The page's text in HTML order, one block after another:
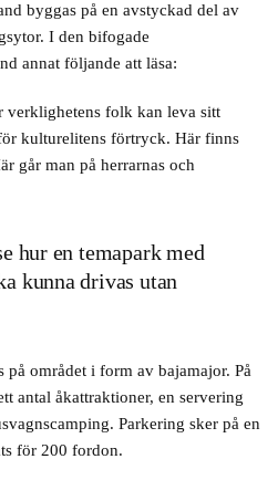
byggas på en avstyckad del av
I den bifogade
annat följande att läsa:
verklighetens folk kan leva sitt
kulturelitens förtryck. Här finns
går man på herrarnas och
hur en temapark med
kunna drivas utan
på området i form av bajamajor. På
antal åkattraktioner, en servering
Parkering sker på en
för 200 fordon.